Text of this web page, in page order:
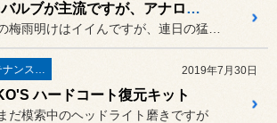
LEDバルブが主流ですが、アナログだって捨てたもんじゃない。抵抗とかハイフラ防止リレーが要らないステルスアンバー球
メンテナンス＆ケミカル 2019年7月30日
ハードコート復元キット
だ模索中のヘッドライト磨きですが